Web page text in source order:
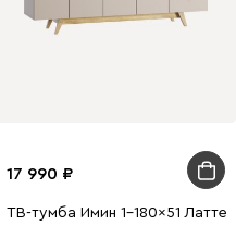
17 990
ТВ-тумба Имин 1-180x51 Латте